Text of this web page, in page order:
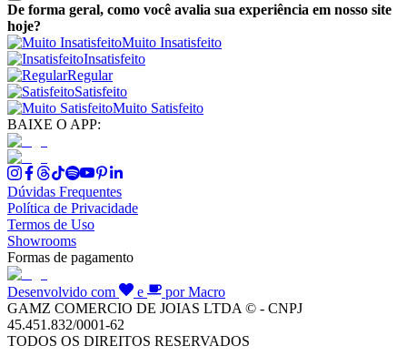
De forma geral, como você avalia sua experiência em nosso site
hoje?
Muito Insatisfeito
Insatisfeito
Regular
Satisfeito
Muito Satisfeito
BAIXE O APP:
Dúvidas Frequentes
Política de Privacidade
Termos de Uso
Showrooms
Formas de pagamento
Desenvolvido com e
por Macro
GAMZ COMERCIO DE JOIAS LTDA © - CNPJ
45.451.832/0001-62
TODOS OS DIREITOS RESERVADOS